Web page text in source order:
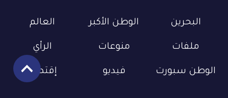
البحرين الوطن الأكبر العالم
ملفات منوعات الرأي
الوطن سبورت فيديو إقتصاد